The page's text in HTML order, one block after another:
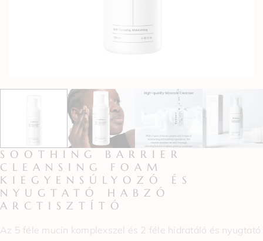
SOOTHING BARRIER
CLEANSING FOAM
KIEGYENSÚLYOZÓ ÉS
NYUGTATÓ HABZÓ
ARCTISZTÍTÓ
Az 5 féle mucin komplexszel és 2 féle hidratáló és nyugtató